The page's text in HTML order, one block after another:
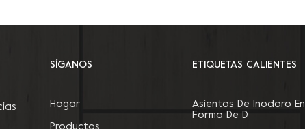
SÍGANOS
Hogar
Productos
ETIQUETAS CALIENTES
Asientos De Inodoro En
Forma De D